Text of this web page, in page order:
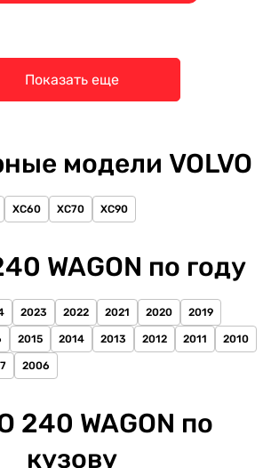
Показать еще
модели VOLVO
XC60 XC70 XC90
WAGON по году
2023 2022 2021 2020 2019
2015 2014 2013 2012 2011 2010
2006
240 WAGON по
кузову